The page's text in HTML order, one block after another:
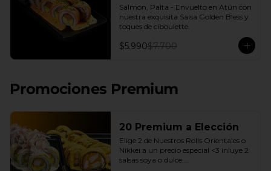
Salmón, Palta - Envuelto en Atún con
nuestra exquisita Salsa Golden Bless y
toques de ciboulette.
$5.990$7.700
Promociones Premium
20 Premium a Elección
Elige 2 de Nuestros Rolls Orientales o
Nikkei a un precio especial <3 inluye 2
salsas soya o dulce.